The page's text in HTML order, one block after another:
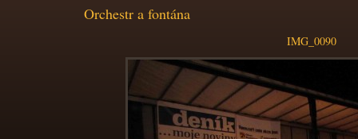
Orchestr a fontána
IMG_0090